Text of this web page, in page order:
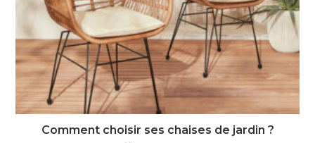
Comment choisir ses chaises de jardin ?